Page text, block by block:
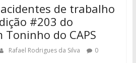
de trabalho
#203 do
Toninho do CAPS
Rafael Rodrigues da Silva 0